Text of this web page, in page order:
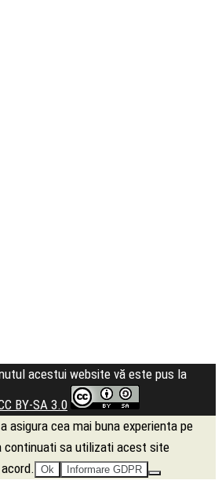
acestui website vă este pus la
BY-SA 3.0
asigura cea mai buna experienta pe
continuati sa utilizati acest site
Ok Informare GDPR